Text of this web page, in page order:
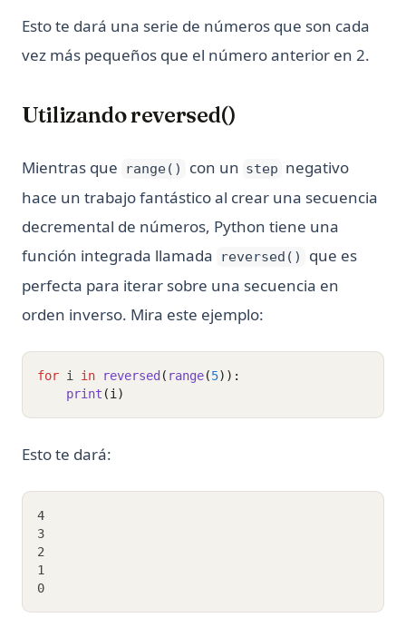
Esto te dará una serie de números que son cada
vez más pequeños que el número anterior en 2.
Utilizando reversed()
Mientras que range() con un step negativo
hace un trabajo fantástico al crear una secuencia
decremental de números, Python tiene una
función integrada llamada
reversed()
que es
perfecta para iterar sobre una secuencia en
orden inverso. Mira este ejemplo:
for i in reversed ( range(5)):
print (i)
Esto te dará:
4
3
2
1
0